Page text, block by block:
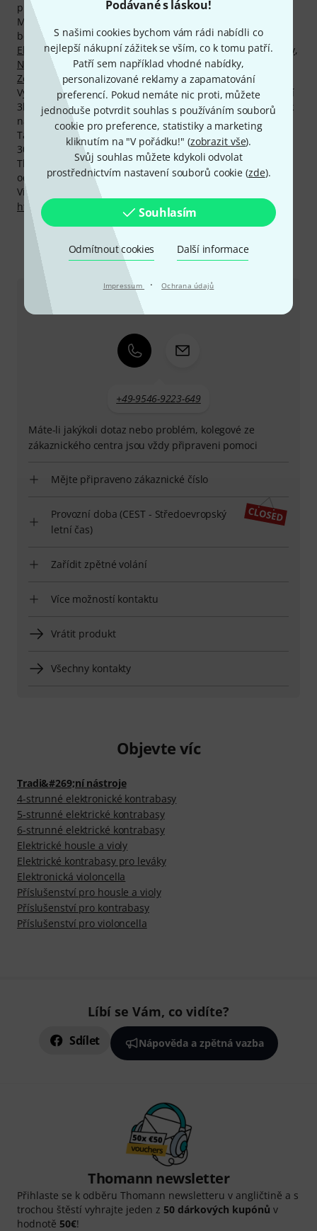
Podávané s láskou!
S našimi cookies bychom vám rádi nabídli co
nejlepší nákupní zážitek se vším, co k tomu patří.
Patří sem například vhodné nabídky,
personalizované reklamy a zapamatování
preferencí. Pokud nemáte nic proti, můžete
jednoduše potvrdit souhlas s používáním souborů
cookie pro preference, statistiky a marketing
kliknutím na "V pořádku!" (zobrazit vše).
Svůj souhlas můžete kdykoli odvolat
prostřednictvím nastavení souborů cookie (zde).
Souhlasím
Odmítnout cookies Další informace
Impressum · Ochrana údajů
produktů našimi zákazníky.
Mezi našimi aktuálními bestsellery najdete celkem 47
bestsellerů značky NS Design, mj. v kategoriích
Elektronická violoncella,4-strunné elektronické kontrabasy,
Náhradní díly pro violoncella,Stojany pro kontrabasy
Zesilovače pro housleaElektrické kontrabasy pro leváky
Výrobce poskytuje na svoje produkty 2-letou záruku, s naší
3letou zárukou firmy Thomann Vám poskytneme jeden rok
navíc.
Také na produkty NS Design Vám poskytujeme naši
30denní záruku vrácení peněz, 3letou záruku firmy
Thomann a mnoho dalších služeb, jako kompententní
odborníky, servis na místě, financování a mnoho dalšího.
Více informací o výrobci najdete zde:
http://www.nedsteinberger.com
Kontaktujte nás
Zákaznický servis - Česko
+49-9546-9223-649
Máte-li jakýkoli dotaz nebo problém, kolegové ze
zákaznického centra jsou vždy připraveni pomoci
Mějte připraveno zákaznické číslo
Provozní doba (CEST - Středoevropský
letní čas)
Zařídit zpětné volání
Více možností kontaktu
Vrátit produkt
Všechny kontakty
Objevte víc
Tradi&#269;ní nástroje
4-strunné elektronické kontrabasy
5-strunné elektrické kontrabasy
6-strunné elektrické kontrabasy
Elektrické housle a violy
Elektrické kontrabasy pro leváky
Elektronická violoncella
Příslušenství pro housle a violy
Příslušenství pro kontrabasy
Příslušenství pro violoncella
Líbí se Vám, co vidíte?
Sdílet Nápověda a zpětná vazba
Thomann newsletter
Přihlaste se k odběru Thomann newsletteru v angličtině a s
trochou štěstí vyhrajte jeden z 50 dárkových kupónů v
hodnotě 50€!